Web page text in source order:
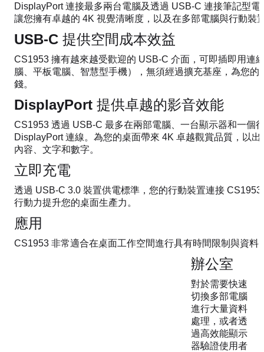
DisplayPort 連接最多兩台電腦及透過 USB-C 連接筆記型
讓您擁有卓越的 4K 視覺清晰度，以及在多部電腦與行動裝
USB-C 提供空間成本效益
CS1953 擁有越來越受歡迎的 USB-C 介面，可即插即用連
腦、平板電腦、智慧型手機），無須經過擴充基座，為您的
錢。
DisplayPort 提供卓越的影音效能
CS1953 透過 USB-C 最多在兩部電腦、一台顯示器和一個
DisplayPort 連線。為您的桌面帶來 4K 卓越觀賞品質，以
內容、文字和數字。
立即充電
透過 USB-C 3.0 裝置供電標準，您的行動裝置連接
行動力提升您的桌面生產力。
應用
CS1953 非常適合在桌面工作空間進行具有時間限制與資料
辦公室
對於需要快速
切換多部電腦
進行大量資料
處理，或者透
過高效能顯示
器驗證使用者